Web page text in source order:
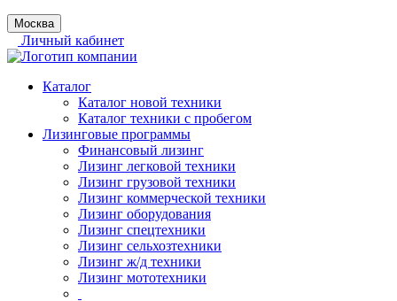
Москва
Личный кабинет
Каталог
Каталог новой техники
Каталог техники с пробегом
Лизинговые программы
Финансовый лизинг
Лизинг легковой техники
Лизинг грузовой техники
Лизинг коммерческой техники
Лизинг оборудования
Лизинг спецтехники
Лизинг сельхозтехники
Лизинг ж/д техники
Лизинг мототехники